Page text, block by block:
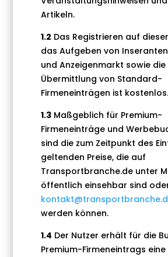
Artikeln.
1.2 Das Registrieren auf
das Aufgeben von
und Anzeigenmarkt sowie die
Übermittlung von Standard-
Firmeneinträgen ist kostenlos.
1.3 Maßgeblich für Premium-
Firmeneinträge und
sind die zum Zeitpunkt des
geltenden Preise, die auf
Transportbranche.de unter
öffentlich einsehbar sind
werden können.
1.4 Der Nutzer erhält für die
Premium-Firmeneintrags eine